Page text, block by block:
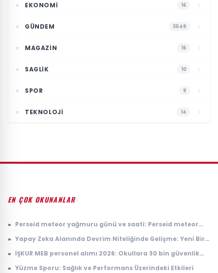
EKONOMI 16
GÜNDEM 3549
MAGAZIN 16
SAGLIK 10
SPOR 9
TEKNOLOJI 14
EN ÇOK OKUNANLAR
» Perseid meteor yağmuru günü ve saati: Perseid meteor
» Yapay Zeka Alanında Devrim Niteliğinde Gelişme: Yeni Bir
» İŞKUR MEB personel alımı 2026: Okullara 30 bin güvenlik
» Yüzme Sporu: Sağlık ve Performans Üzerindeki Etkileri